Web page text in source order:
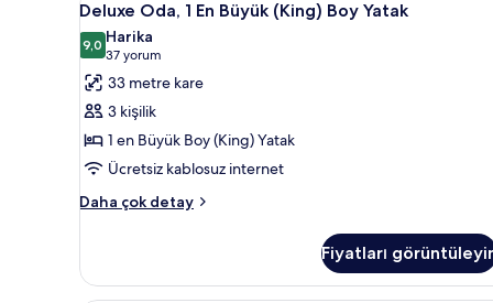
Yatak,
Engellilere
Uygun,
Küvet
hakkında
daha
detay
Oda,
1
En
Büyük
(King)
Boy
Yatak
için
görün
6
Deluxe Oda, 1 En Büyük (King) Boy Yatak
9,09,0 / 10
Harika
37 yorum
(37
yorum)
33 metre kare
3 kişilik
1 en Büyük Boy (King) Yatak
Ücretsiz kablosuz internet
Daha çok detay
Deluxe
Büyük
Fiyatları